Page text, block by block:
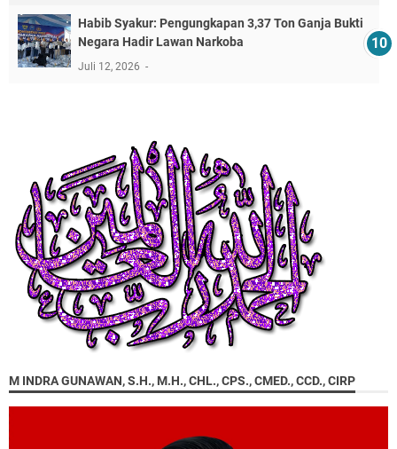
​Habib Syakur: Pengungkapan 3,37 Ton Ganja Bukti
Negara Hadir Lawan Narkoba
Juli 12, 2026
M INDRA GUNAWAN, S.H., M.H., CHL., CPS., CMED., CCD., CIRP